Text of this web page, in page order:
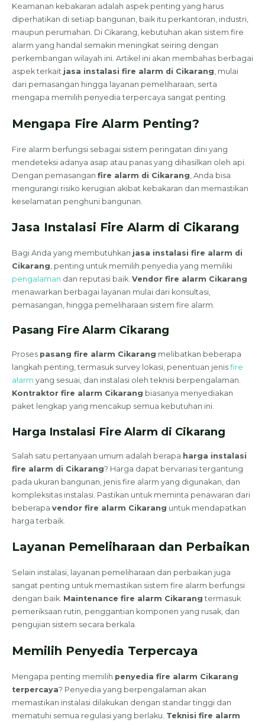
Keamanan kebakaran adalah aspek penting yang harus
diperhatikan di setiap bangunan, baik itu perkantoran, industri,
maupun perumahan. Di Cikarang, kebutuhan akan sistem fire
alarm yang handal semakin meningkat seiring dengan
perkembangan wilayah ini. Artikel ini akan membahas berbagai
aspek terkait jasa instalasi fire alarm di Cikarang, mulai
dari pemasangan hingga layanan pemeliharaan, serta
mengapa memilih penyedia terpercaya sangat penting.
Mengapa Fire Alarm Penting?
Fire alarm berfungsi sebagai sistem peringatan dini yang
mendeteksi adanya asap atau panas yang dihasilkan oleh api.
Dengan pemasangan fire alarm di Cikarang , Anda bisa
mengurangi risiko kerugian akibat kebakaran dan memastikan
keselamatan penghuni bangunan.
Jasa Instalasi Fire Alarm di Cikarang
Bagi Anda yang membutuhkan jasa instalasi fire alarm di
Cikarang , penting untuk memilih penyedia yang memiliki
pengalaman dan reputasi baik. Vendor fire alarm Cikarang
menawarkan berbagai layanan mulai dari konsultasi,
pemasangan, hingga pemeliharaan sistem fire alarm.
Pasang Fire Alarm Cikarang
Proses pasang fire alarm Cikarang melibatkan beberapa
langkah penting, termasuk survey lokasi, penentuan jenis fire
alarm yang sesuai, dan instalasi oleh teknisi berpengalaman.
Kontraktor fire alarm Cikarang biasanya menyediakan
paket lengkap yang mencakup semua kebutuhan ini.
Harga Instalasi Fire Alarm di Cikarang
Salah satu pertanyaan umum adalah berapa harga instalasi
fire alarm di Cikarang? Harga dapat bervariasi tergantung
pada ukuran bangunan, jenis fire alarm yang digunakan, dan
kompleksitas instalasi. Pastikan untuk meminta penawaran dari
beberapa vendor fire alarm Cikarang untuk mendapatkan
harga terbaik.
Layanan Pemeliharaan dan Perbaikan
Selain instalasi, layanan pemeliharaan dan perbaikan juga
sangat penting untuk memastikan sistem fire alarm berfungsi
dengan baik. Maintenance fire alarm Cikarang termasuk
pemeriksaan rutin, penggantian komponen yang rusak, dan
pengujian sistem secara berkala.
Memilih Penyedia Terpercaya
Mengapa penting memilih penyedia fire alarm Cikarang
terpercaya? Penyedia yang berpengalaman akan
memastikan instalasi dilakukan dengan standar tinggi dan
mematuhi semua regulasi yang berlaku. Teknisi fire alarm